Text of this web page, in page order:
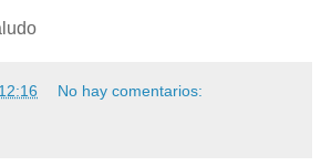
12:16 No hay comentarios: